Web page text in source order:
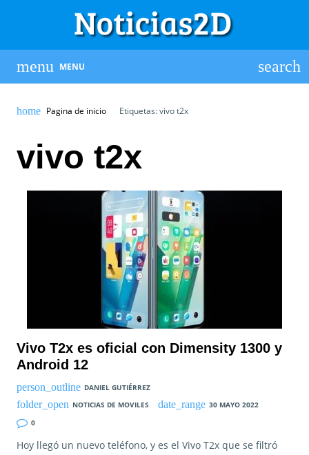
MENU
Pagina de inicio Etiquetas: vivo t2x
vivo t2x
Vivo T2x es oficial con Dimensity 1300 y
Android 12
DANIEL GUTIÉRREZ
NOTICIAS DE MOVILES
30 MAYO 2022
0
Hoy llegó un nuevo teléfono, y es el Vivo T2x que se filtró